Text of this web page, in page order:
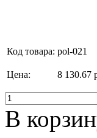
Код товара: pol-021
Цена: 8 130.67
В